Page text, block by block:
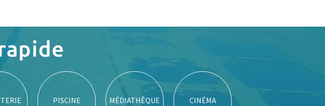
PISCINE MÉDIATHÈQUE CINÉMA